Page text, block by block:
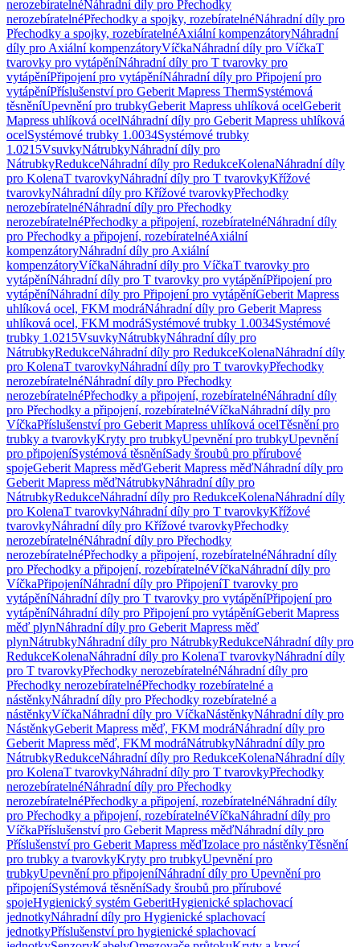
nerozebíratelnéNáhradní díly pro Přechodky
nerozebíratelnéPřechodky a spojky, rozebíratelnéNáhradní díly pro
Přechodky a spojky, rozebíratelnéAxiální kompenzátoryNáhradní
díly pro Axiální kompenzátoryVíčkaNáhradní díly pro VíčkaT
tvarovky pro vytápěníNáhradní díly pro T tvarovky pro
vytápěníPřipojení pro vytápěníNáhradní díly pro Připojení pro
vytápěníPříslušenství pro Geberit Mapress ThermSystémová
těsněníUpevnění pro trubkyGeberit Mapress uhlíková ocelGeberit
Mapress uhlíková ocelNáhradní díly pro Geberit Mapress uhlíková
ocelSystémové trubky 1.0034Systémové trubky
1.0215VsuvkyNátrubkyNáhradní díly pro
NátrubkyRedukceNáhradní díly pro RedukceKolenaNáhradní díly
pro KolenaT tvarovkyNáhradní díly pro T tvarovkyKřížové
tvarovkyNáhradní díly pro Křížové tvarovkyPřechodky
nerozebíratelnéNáhradní díly pro Přechodky
nerozebíratelnéPřechodky a připojení, rozebíratelnéNáhradní díly
pro Přechodky a připojení, rozebíratelnéAxiální
kompenzátoryNáhradní díly pro Axiální
kompenzátoryVíčkaNáhradní díly pro VíčkaT tvarovky pro
vytápěníNáhradní díly pro T tvarovky pro vytápěníPřipojení pro
vytápěníNáhradní díly pro Připojení pro vytápěníGeberit Mapress
uhlíková ocel, FKM modráNáhradní díly pro Geberit Mapress
uhlíková ocel, FKM modráSystémové trubky 1.0034Systémové
trubky 1.0215VsuvkyNátrubkyNáhradní díly pro
NátrubkyRedukceNáhradní díly pro RedukceKolenaNáhradní díly
pro KolenaT tvarovkyNáhradní díly pro T tvarovkyPřechodky
nerozebíratelnéNáhradní díly pro Přechodky
nerozebíratelnéPřechodky a připojení, rozebíratelnéNáhradní díly
pro Přechodky a připojení, rozebíratelnéVíčkaNáhradní díly pro
VíčkaPříslušenství pro Geberit Mapress uhlíková ocelTěsnění pro
trubky a tvarovkyKryty pro trubkyUpevnění pro trubkyUpevnění
pro připojeníSystémová těsněníSady šroubů pro přírubové
spojeGeberit Mapress měďGeberit Mapress měďNáhradní díly pro
Geberit Mapress měďNátrubkyNáhradní díly pro
NátrubkyRedukceNáhradní díly pro RedukceKolenaNáhradní díly
pro KolenaT tvarovkyNáhradní díly pro T tvarovkyKřížové
tvarovkyNáhradní díly pro Křížové tvarovkyPřechodky
nerozebíratelnéNáhradní díly pro Přechodky
nerozebíratelnéPřechodky a připojení, rozebíratelnéNáhradní díly
pro Přechodky a připojení, rozebíratelnéVíčkaNáhradní díly pro
VíčkaPřipojeníNáhradní díly pro PřipojeníT tvarovky pro
vytápěníNáhradní díly pro T tvarovky pro vytápěníPřipojení pro
vytápěníNáhradní díly pro Připojení pro vytápěníGeberit Mapress
měď plynNáhradní díly pro Geberit Mapress měď
plynNátrubkyNáhradní díly pro NátrubkyRedukceNáhradní díly pro
RedukceKolenaNáhradní díly pro KolenaT tvarovkyNáhradní díly
pro T tvarovkyPřechodky nerozebíratelnéNáhradní díly pro
Přechodky nerozebíratelnéPřechodky rozebíratelné a
nástěnkyNáhradní díly pro Přechodky rozebíratelné a
nástěnkyVíčkaNáhradní díly pro VíčkaNástěnkyNáhradní díly pro
NástěnkyGeberit Mapress měď, FKM modráNáhradní díly pro
Geberit Mapress měď, FKM modráNátrubkyNáhradní díly pro
NátrubkyRedukceNáhradní díly pro RedukceKolenaNáhradní díly
pro KolenaT tvarovkyNáhradní díly pro T tvarovkyPřechodky
nerozebíratelnéNáhradní díly pro Přechodky
nerozebíratelnéPřechodky a připojení, rozebíratelnéNáhradní díly
pro Přechodky a připojení, rozebíratelnéVíčkaNáhradní díly pro
VíčkaPříslušenství pro Geberit Mapress měďNáhradní díly pro
Příslušenství pro Geberit Mapress měďIzolace pro nástěnkyTěsnění
pro trubky a tvarovkyKryty pro trubkyUpevnění pro
trubkyUpevnění pro připojeníNáhradní díly pro Upevnění pro
připojeníSystémová těsněníSady šroubů pro přírubové
spojeHygienický systém GeberitHygienické splachovací
jednotkyNáhradní díly pro Hygienické splachovací
jednotkyPříslušenství pro hygienické splachovací